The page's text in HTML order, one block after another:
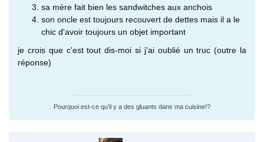
sa mère fait bien les sandwitches aux anchois
son oncle est toujours recouvert de dettes mais il a le
chic d'avoir toujours un objet important
je crois que c'est tout dis-moi si j'ai oublié un truc (outre la
réponse)
Pourquoi est-ce qu'il y a des gluants dans ma cuisine!?